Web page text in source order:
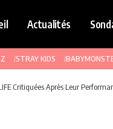
Actualités
STRAY KIDS
Critiquées Après Leur